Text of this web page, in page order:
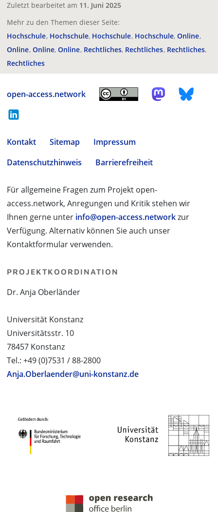
Zuletzt bearbeitet am 11. Juni 2025
Mehr zu den Themen dieser Seite:
Hochschule Hochschule Hochschule Hochschule Online
Online Online Online Rechtliches Rechtliches Rechtliches
Rechtliches
open-access.network
Kontakt Sitemap
Impressum
Datenschutzhinweis
Barrierefreiheit
Für allgemeine Fragen zum Projekt open-
access.network, Anregungen und Kritik stehen wir
Ihnen gerne unter info@open-access.networkzur
Verfügung. Alternativ können Sie auch unser
Kontaktformular verwenden.
PROJEKTKOORDINATION
Dr. Anja Oberländer
Universität Konstanz
Universitätsstr. 10
78457 Konstanz
Tel.: +49 (0)7531 / 88-2800
Anja.Oberlaender@uni-konstanz.de